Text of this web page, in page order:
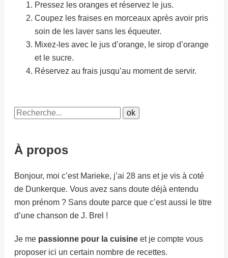
Pressez les oranges et réservez le jus.
Coupez les fraises en morceaux après avoir pris
soin de les laver sans les équeuter.
Mixez-les avec le jus d’orange, le sirop d’orange
et le sucre.
Réservez au frais jusqu’au moment de servir.
À propos
Bonjour, moi c’est Marieke, j’ai 28 ans et je vis à coté
de Dunkerque. Vous avez sans doute déjà entendu
mon prénom ? Sans doute parce que c’est aussi le titre
d’une chanson de J. Brel !
Je me passionne pour la cuisine et je compte vous
proposer ici un certain nombre de recettes.